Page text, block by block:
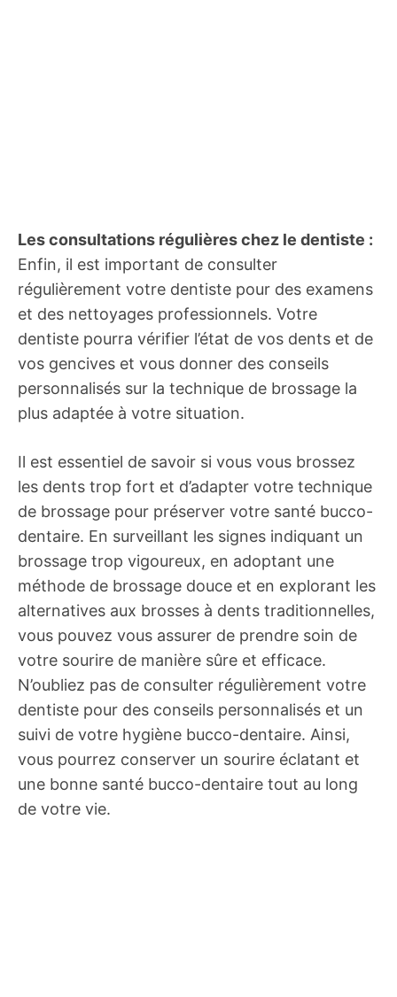
Les consultations régulières chez le dentiste :
Enfin, il est important de consulter
régulièrement votre dentiste pour des examens
et des nettoyages professionnels. Votre
dentiste pourra vérifier l’état de vos dents et de
vos gencives et vous donner des conseils
personnalisés sur la technique de brossage la
plus adaptée à votre situation.
Il est essentiel de savoir si vous vous brossez
les dents trop fort et d’adapter votre technique
de brossage pour préserver votre santé bucco-
dentaire. En surveillant les signes indiquant un
brossage trop vigoureux, en adoptant une
méthode de brossage douce et en explorant les
alternatives aux brosses à dents traditionnelles,
vous pouvez vous assurer de prendre soin de
votre sourire de manière sûre et efficace.
N’oubliez pas de consulter régulièrement votre
dentiste pour des conseils personnalisés et un
suivi de votre hygiène bucco-dentaire. Ainsi,
vous pourrez conserver un sourire éclatant et
une bonne santé bucco-dentaire tout au long
de votre vie.